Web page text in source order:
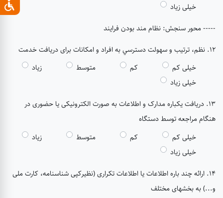
خیلی زیاد
----- محور سنجش: نظام مند بودن فرایند
12. نظم، ترتيب و سهولت دسترسي به افراد و امكانات برای دریافت خدمت
خیلی کم
کم متوسط
زیاد
خیلی زیاد
13. دریافت یکباره مدارک و اطلاعات به صورت الکترونیکی یا حضوری در
هنگام مراجعه توسط دستگاه
خیلی کم
کم متوسط
زیاد
خیلی زیاد
14. ارائه چند باره اطلاعات یا اطلاعات تکراری (نظیرکپی شناسنامه، کارت ملی
و...) به بخشهای مختلف